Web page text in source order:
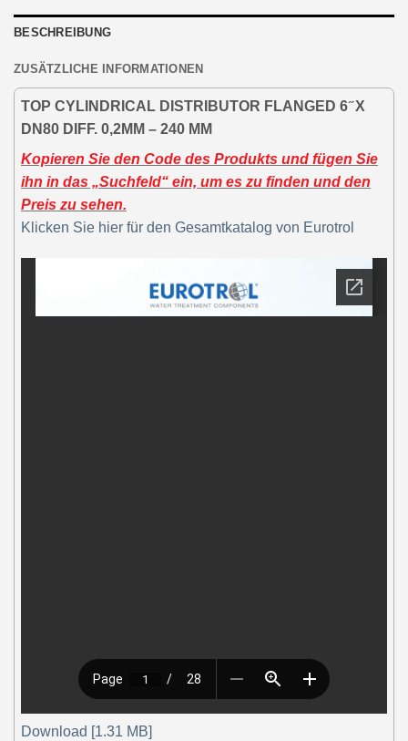
BESCHREIBUNG
ZUSÄTZLICHE INFORMATIONEN
TOP CYLINDRICAL DISTRIBUTOR FLANGED 6 ̋ X
DN80 DIFF. 0,2MM – 240 MM
Kopieren Sie den Code des Produkts und fügen Sie
ihn in das „Suchfeld“ ein, um es zu finden und den
Preis zu sehen.
Klicken Sie hier für den Gesamtkatalog von Eurotrol
Download [1.31 MB]